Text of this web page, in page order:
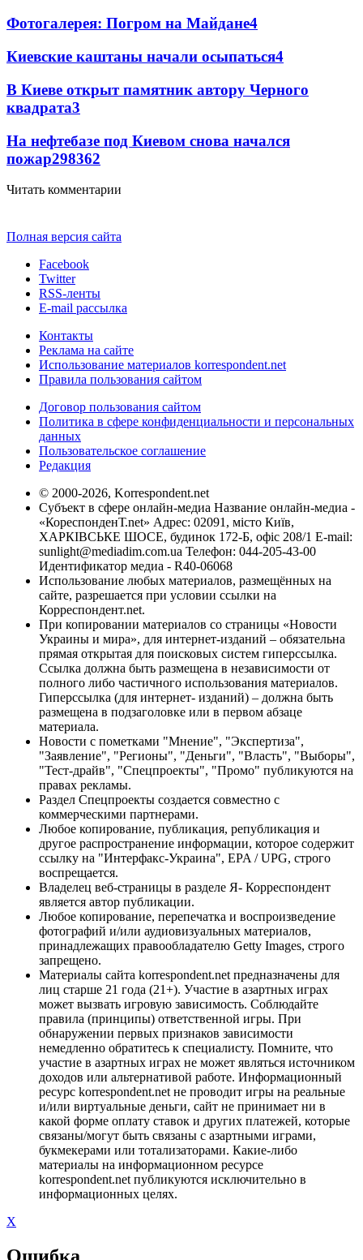
Фотогалерея: Погром на Майдане4
Киевские каштаны начали осыпаться4
В Киеве открыт памятник автору Черного
квадрата3
На нефтебазе под Киевом снова начался
пожар298362
Читать комментарии
Полная версия сайта
Facebook
Twitter
RSS-ленты
E-mail рассылка
Контакты
Реклама на сайте
Использование материалов korrespondent.net
Правила пользования сайтом
Договор пользования сайтом
Политика в сфере конфиденциальности и персональных
данных
Пользовательское соглашение
Редакция
© 2000-2026, Korrespondent.net
Субъект в сфере онлайн-медиа Название онлайн-медиа -
«КореспонденТ.net» Адрес: 02091, місто Київ,
ХАРКІВСЬКЕ ШОСЕ, будинок 172-Б, офіс 208/1 E-mail:
sunlight@mediadim.com.ua Телефон: 044-205-43-00
Идентификатор медиа - R40-06068
Использование любых материалов, размещённых на
сайте, разрешается при условии ссылки на
Корреспондент.net.
При копировании материалов со страницы «Новости
Украины и мира», для интернет-изданий – обязательна
прямая открытая для поисковых систем гиперссылка.
Ссылка должна быть размещена в независимости от
полного либо частичного использования материалов.
Гиперссылка (для интернет- изданий) – должна быть
размещена в подзаголовке или в первом абзаце
материала.
Новости с пометками "Мнение", "Экспертиза",
"Заявление", "Регионы", "Деньги", "Власть", "Выборы",
"Тест-драйв", "Спецпроекты", "Промо" публикуются на
правах рекламы.
Раздел Спецпроекты создается совместно с
коммерческими партнерами.
Любое копирование, публикация, републикация и
другое распространение информации, которое содержит
ссылку на "Интерфакс-Украина", EPA / UPG, строго
воспрещается.
Владелец веб-страницы в разделе Я- Корреспондент
является автор публикации.
Любое копирование, перепечатка и воспроизведение
фотографий и/или аудиовизуальных материалов,
принадлежащих правообладателю Getty Images, строго
запрещено.
Материалы сайта korrespondent.net предназначены для
лиц старше 21 года (21+). Участие в азартных играх
может вызвать игровую зависимость. Соблюдайте
правила (принципы) ответственной игры. При
обнаружении первых признаков зависимости
немедленно обратитесь к специалисту. Помните, что
участие в азартных играх не может являться источником
доходов или альтернативой работе. Информационный
ресурс korrespondent.net не проводит игры на реальные
и/или виртуальные деньги, сайт не принимает ни в
какой форме оплату ставок и других платежей, которые
связаны/могут быть связаны с азартными играми,
букмекерами или тотализаторами. Какие-либо
материалы на информационном ресурсе
korrespondent.net публикуются исключительно в
информационных целях.
X